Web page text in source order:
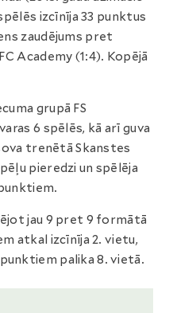
izcīnīja 33 punktus
zaudējums pret
Academy (1:4). Kopējā
grupā FS
6 spēlēs, kā arī guva
trenētā Skanstes
pieredzi un spēlēja
jau 9 pret 9 formātā
atkal izcīnīja 2. vietu,
palika 8. vietā.